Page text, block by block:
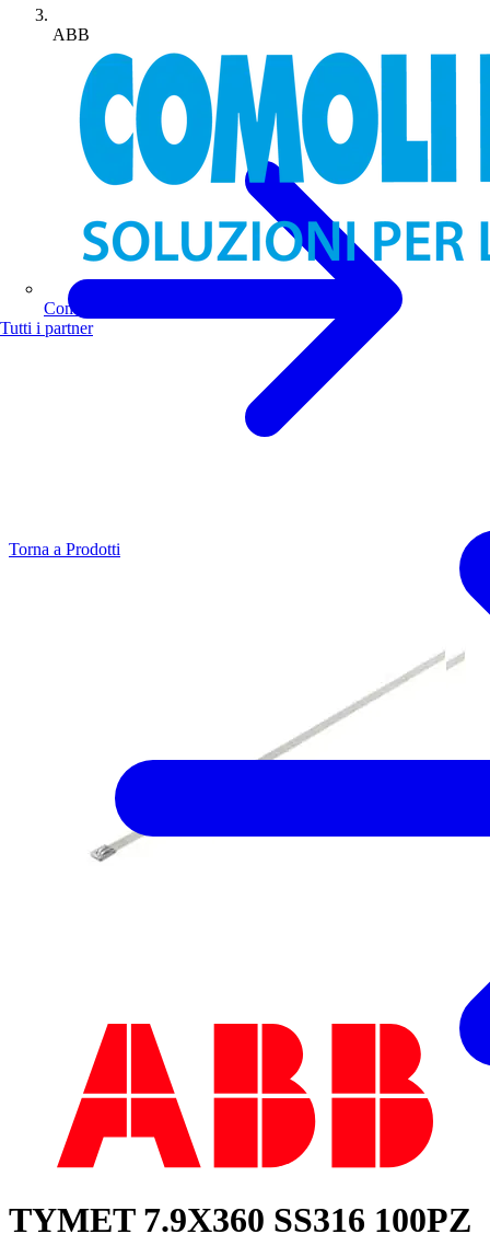
Comoli Ferrari
Tutti i partner
ABB
Torna a Prodotti
TYMET 7.9X360 SS316 100PZ